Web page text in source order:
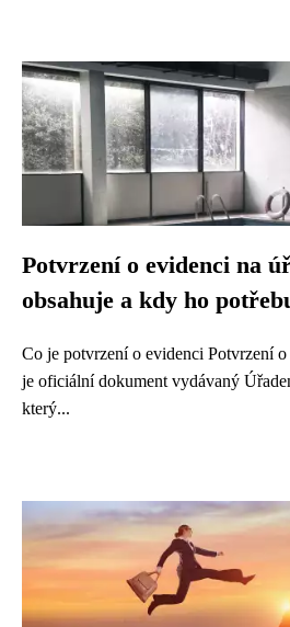
Potvrzení o evidenci na
obsahuje a kdy ho
Co je potvrzení o evidenci Potvrzení
je oficiální dokument vydávaný
který...